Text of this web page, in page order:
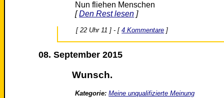
Nun fliehen Menschen
[Den Rest lesen ]
[ 22 Uhr 11 ] - [4 Kommentare ]
08. September 2015
Wunsch.
Kategorie: Meine unqualifizierte Meinung